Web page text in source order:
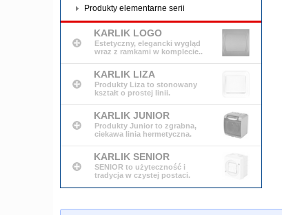
Produkty elementarne serii
KARLIK LOGO
Estetyczny, elegancki wygląd
wraz z ramkami w komplecie..
KARLIK LIZA
Produkty Liza to stonowany
kształt o prostej linii.
KARLIK JUNIOR
Produkty Junior to zgrabna,
ciekawa linia hermetyczna.
KARLIK SENIOR
SENIOR to użyteczność i
tradycja w czystej postaci.